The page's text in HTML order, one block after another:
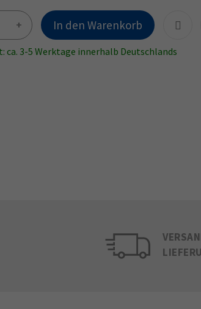
+ In den Warenkorb
ca. 3-5 Werktage innerhalb Deutschlands